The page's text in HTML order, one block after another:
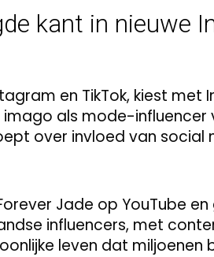
kant in nieuwe
en TikTok, kiest met
als mode-influencer
over invloed van social
Jade op YouTube
influencers, met
leven dat miljoenen